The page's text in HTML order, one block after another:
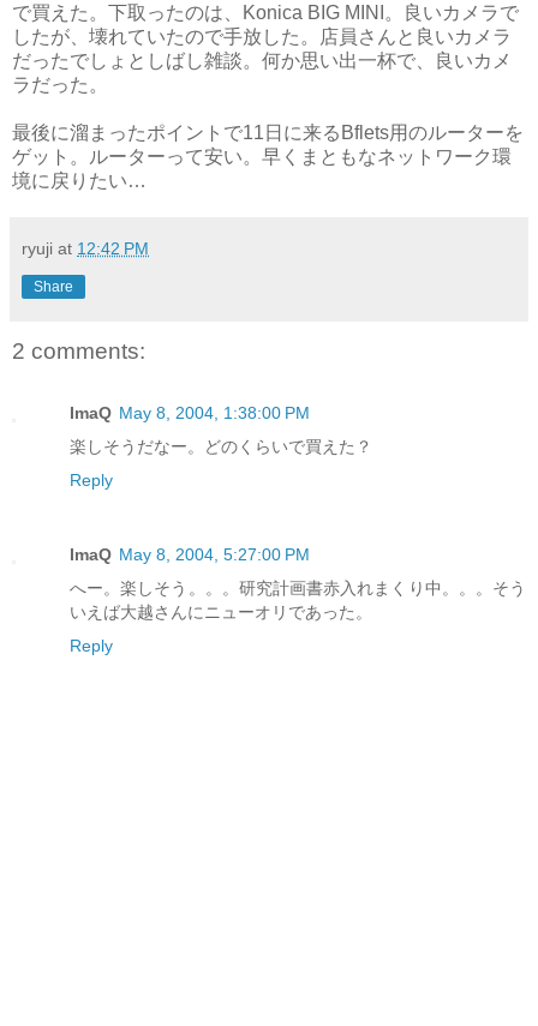
で買えた。下取ったのは、Konica BIG MINI。良いカメラで
したが、壊れていたので手放した。店員さんと良いカメラ
だったでしょとしばし雑談。何か思い出一杯で、良いカメ
ラだった。
最後に溜まったポイントで11日に来るBflets用のルーターを
ゲット。ルーターって安い。早くまともなネットワーク環
境に戻りたい…
ryuji at 12:42 PM
Share
2 comments:
ImaQ May 8, 2004, 1:38:00 PM
楽しそうだなー。どのくらいで買えた？
Reply
ImaQ May 8, 2004, 5:27:00 PM
へー。楽しそう。。。研究計画書赤入れまくり中。。。そう
いえば大越さんにニューオリであった。
Reply